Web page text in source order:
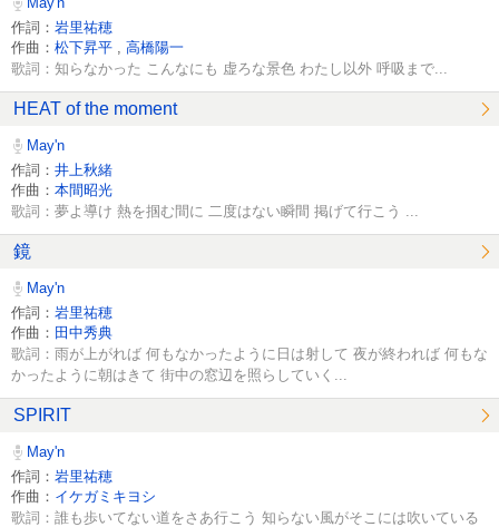
作詞： 岩里祐穂
作曲： 松下昇平 高橋陽一
歌詞：知らなかった こんなにも 虚ろな景色 わたし以外 呼吸まで...
HEAT of the moment
May'n
作詞： 井上秋緒
作曲： 本間昭光
歌詞：夢よ導け 熱を掴む間に 二度はない瞬間 掲げて行こう ...
鏡
May'n
作詞： 岩里祐穂
作曲： 田中秀典
歌詞：雨が上がれば 何もなかったように日は射して 夜が終われば 何もな
かったように朝はきて 街中の窓辺を照らしていく...
SPIRIT
May'n
作詞： 岩里祐穂
作曲： イケガミキヨシ
歌詞：誰も歩いてない道をさあ行こう 知らない風がそこには吹いている